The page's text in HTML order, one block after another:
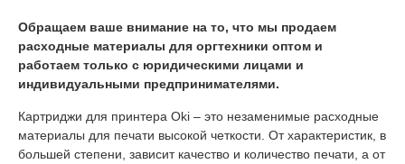
Обращаем ваше внимание на то, что мы продаем
расходные материалы для оргтехники оптом и
работаем только с юридическими лицами и
индивидуальными предпринимателями.
Картриджи для принтера Oki – это незаменимые расходные
материалы для печати высокой четкости. От характеристик, в
большей степени, зависит качество и количество печати, а от